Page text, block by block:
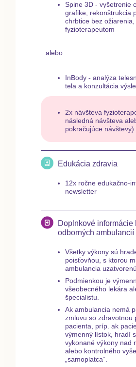
Spine 3D - vyšetrenie
grafike, rekonštrukcia
chrbtice bez
fyzioterapeutom
alebo
InBody - analýza
tela a konzultácia
2x návšteva
následná návšteva
pokračujúce návštevy)
Edukácia zdravia
12x ročne edukačno-
newsletter
Doplnkové informácie
odborných ambulancií
Všetky výkony sú
poisťovňou, s ktorou
ambulancia
Podmienkou je
všeobecného lekára
špecialistu.
Ak ambulancia nemá
zmluvu so zdravotnou
pacienta, príp. ak
výmenný lístok, hradí
vykonané výkony nad
alebo kontrolného
„samoplatca“.